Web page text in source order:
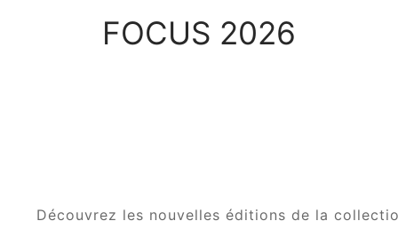
FOCUS 2026
Découvrez les nouvelles éditions de la